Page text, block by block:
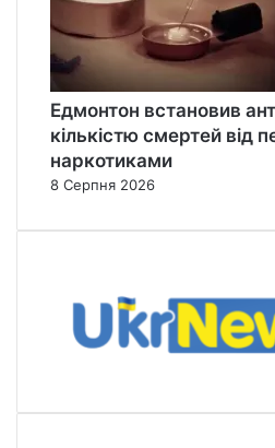
Едмонтон встановив
кількістю смертей від
наркотиками
8 Серпня 2026